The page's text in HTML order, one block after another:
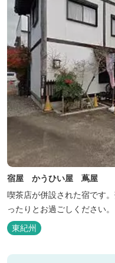
宿屋 かうひい屋 蔦屋
喫茶店が併設された宿です
ったりとお過ごしください。
東紀州